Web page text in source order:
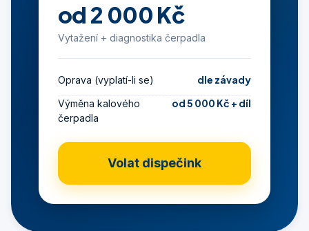
od 2 000 Kč
Vytažení + diagnostika čerpadla
Oprava (vyplatí-li se) dle závady
Výměna kalového
čerpadla
od 5 000 Kč + díl
Volat dispečink